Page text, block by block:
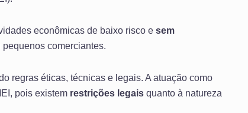
econômicas de baixo risco e sem
comerciantes.
regras éticas, técnicas e legais. A atuação como
pois existem restrições legais quanto à natureza